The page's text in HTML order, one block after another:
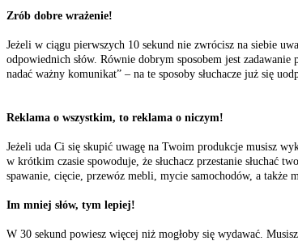
Zrób dobre wrażenie!
Jeżeli w ciągu pierwszych 10 sekund nie zwrócisz na siebie
odpowiednich słów. Równie dobrym sposobem jest
nadać ważny komunikat” – na te sposoby słuchacze już się
Reklama o wszystkim, to reklama o niczym!
Jeżeli uda Ci się skupić uwagę na Twoim produkcje musisz
w krótkim czasie spowoduje, że słuchacz przestanie słuchać
spawanie, cięcie, przewóz mebli, mycie samochodów, a
Im mniej słów, tym lepiej!
W 30 sekund powiesz więcej niż mogłoby się wydawać.